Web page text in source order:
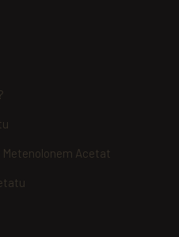
Metenolonem Acetat